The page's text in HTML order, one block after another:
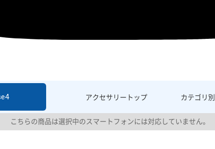
アクセサリー トップ カテゴリ別
こちらの商品は選択中のスマートフォンには対応していません。